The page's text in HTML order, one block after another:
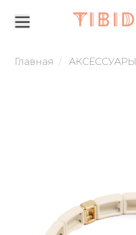
Главная АКСЕССУАРЫ